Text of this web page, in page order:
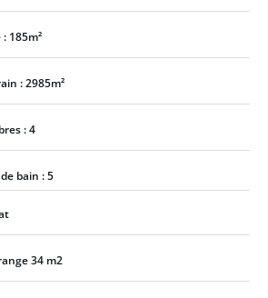
185m²
: 2985m²
: 4
bain : 5
34 m2